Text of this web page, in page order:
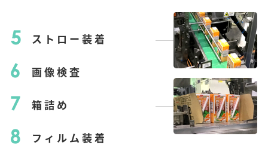
ストロー装着
画像検査
箱詰め
フィルム装着